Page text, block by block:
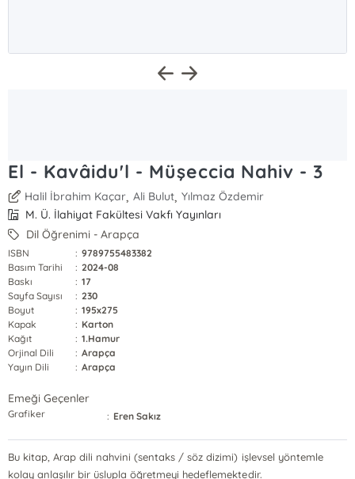
El - Kavâidu'l - Müşeccia Nahiv - 3
Halil İbrahim Kaçar, Ali Bulut, Yılmaz Özdemir
M. Ü. İlahiyat Fakültesi Vakfı Yayınları
Dil Öğrenimi - Arapça
ISBN : 9789755483382
Basım Tarihi
: 2024-08
Baskı
: 17
Sayfa Sayısı
: 230
Boyut
: 195x275
Kapak
: Karton
Kağıt
: 1.Hamur
Orjinal Dili
: Arapça
Yayın Dili
: Arapça
Emeği Geçenler
Grafiker : Eren Sakız
Bu kitap, Arap dili nahvini (sentaks / söz dizimi) işlevsel yöntemle
kolay anlaşılır bir üslupla öğretmeyi hedeflemektedir.